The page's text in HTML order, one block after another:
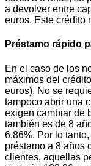
a devolver entre
euros. Este crédito
Préstamo rápido
En el caso de los
máximos del
euros). No se
tampoco abrir una
exigen cambiar de
también es de 8
6,86%. Por lo
préstamo a 8 años
clientes, aquellas